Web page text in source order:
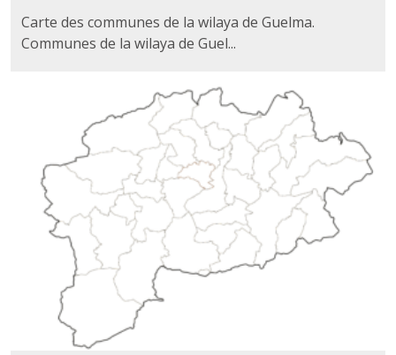
Carte des communes de la wilaya de Guelma.
Communes de la wilaya de Guel...